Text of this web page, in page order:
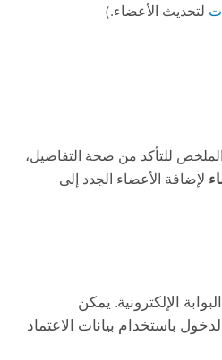
لتحديث الأعضاء.)
للتأكد من صحة التفاصيل،
لإضافة الأعضاء الجدد إلى
الإلكترونية. يمكن
باستخدام بيانات الاعتماد